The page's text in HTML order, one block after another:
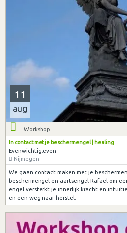
11
aug
Workshop
In contact met je beschermengel | healing
Evenwichtigleven
Nijmegen
We gaan contact maken met je
beschermengel en aartsengel Rafael om
engel versterkt je innerlijk kracht en
en een weg naar herstel.